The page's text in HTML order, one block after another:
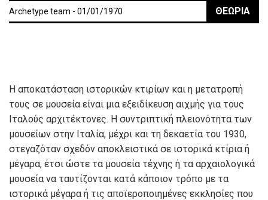
Archetype team - 01/01/1970 ΘΕΩΡΙΑ
Η αποκατάσταση ιστορικών κτιρίων και η μετατροπή
τους σε μουσεία είναι μια εξειδίκευση αιχμής για τους
Ιταλούς αρχιτέκτονες. Η συντριπτική πλειονότητα των
μουσείων στην Ιταλία, μέχρι και τη δεκαετία του 1930,
στεγαζόταν σχεδόν αποκλειστικά σε ιστορικά κτίρια ή
μέγαρα, έτσι ώστε τα μουσεία τέχνης ή τα αρχαιολογικά
μουσεία να ταυτίζονται κατά κάποιον τρόπο με τα
ιστορικά μέγαρα ή τις αποϊεροποιημένες εκκλησίες που